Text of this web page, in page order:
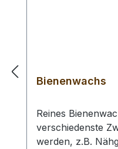
Bienenwachs
Reines
verschiedenste
werden, z.B.